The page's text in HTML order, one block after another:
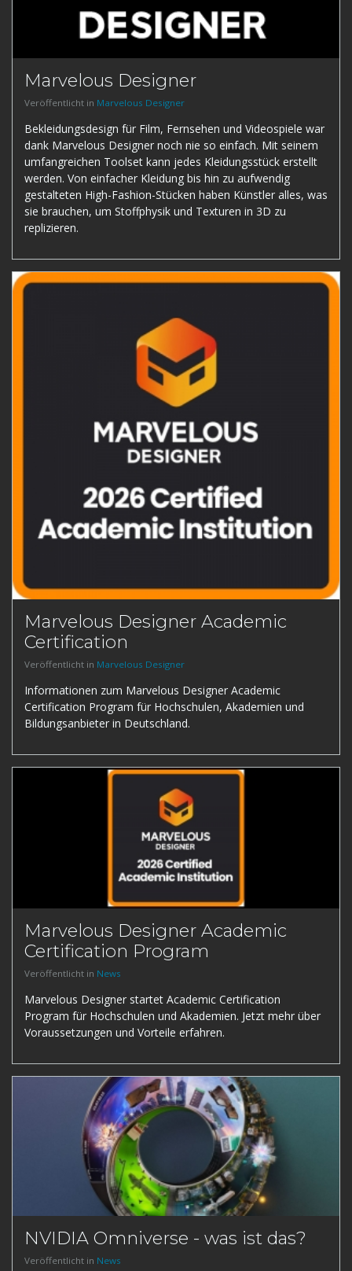
Marvelous Designer
Veröffentlicht in Marvelous Designer
Bekleidungsdesign für Film, Fernsehen und Videospiele war
dank Marvelous Designer noch nie so einfach. Mit seinem
umfangreichen Toolset kann jedes Kleidungsstück erstellt
werden. Von einfacher Kleidung bis hin zu aufwendig
gestalteten High-Fashion-Stücken haben Künstler alles, was
sie brauchen, um Stoffphysik und Texturen in 3D zu
replizieren.
Marvelous Designer Academic
Certification
Veröffentlicht in Marvelous Designer
Informationen zum Marvelous Designer Academic
Certification Program für Hochschulen, Akademien und
Bildungsanbieter in Deutschland.
Marvelous Designer Academic
Certification Program
Veröffentlicht in News
Marvelous Designer startet Academic Certification
Program für Hochschulen und Akademien. Jetzt mehr über
Voraussetzungen und Vorteile erfahren.
NVIDIA Omniverse - was ist das?
Veröffentlicht in News